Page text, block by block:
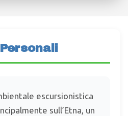
escursionistica
sull’Etna, un